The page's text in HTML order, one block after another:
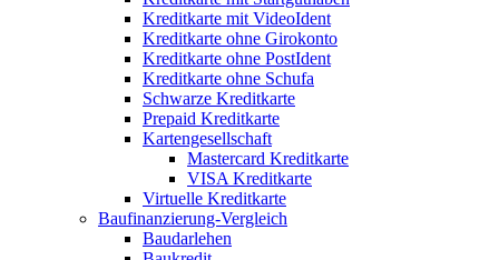
Kreditkarte mit VideoIdent
Kreditkarte ohne Girokonto
Kreditkarte ohne PostIdent
Kreditkarte ohne Schufa
Schwarze Kreditkarte
Prepaid Kreditkarte
Kartengesellschaft
Mastercard Kreditkarte
VISA Kreditkarte
Virtuelle Kreditkarte
Baufinanzierung-Vergleich
Baudarlehen